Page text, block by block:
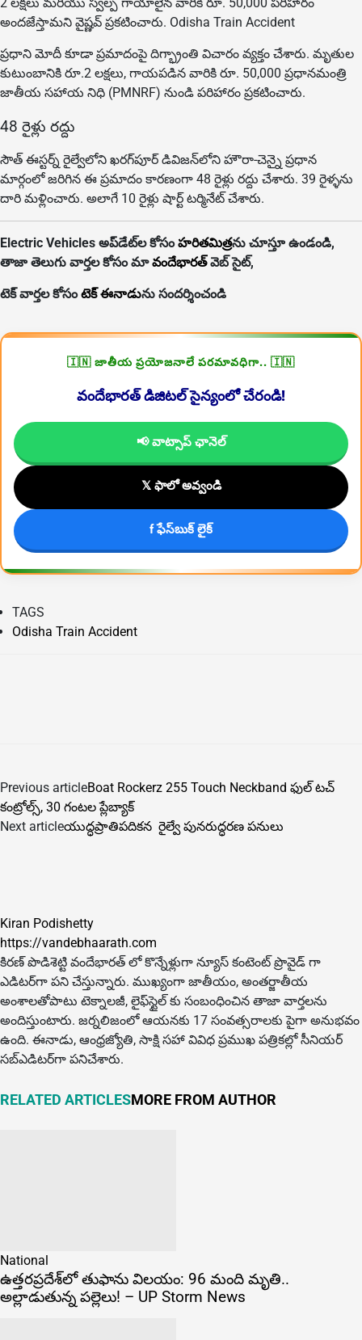
అందజేస్తామని వైష్ణవ్ ప్రకటించారు. Odisha Train Accident
ప్రధాని మోదీ కూడా ప్రమాదంపై దిగ్భ్రాంతి విచారం వ్యక్తం చేశారు. మృతుల
కుటుంబానికి రూ.2 లక్షలు, గాయపడిన వారికి రూ. 50,000 ప్రధానమంత్రి
జాతీయ సహాయ నిధి (PMNRF) నుండి పరిహారం ప్రకటించారు.
48 రైళ్లు రద్దు
సౌత్ ఈస్టర్న్ రైల్వేలోని ఖరగ్‌పూర్ డివిజన్‌లోని హౌరా-చెన్నై ప్రధాన
మార్గంలో జరిగిన ఈ ప్రమాదం కారణంగా 48 రైళ్లు రద్దు చేశారు. 39 రైళ్ళను
దారి మళ్లించారు. అలాగే 10 రైళ్లు షార్ట్ టర్మినేట్ చేశారు.
Electric Vehicles అప్‌డేట్‌ల కోసంహరితమిత్రను చూస్తూ ఉండండి,
తాజా తెలుగు వార్తల కోసం మావందేభారత్వెబ్ సైట్,
టెక్ వార్తల కోసంటెక్ ఈనాడును సందర్శించండి
🇮🇳 జాతీయ ప్రయోజనాలే పరమావధిగా.. 🇮🇳
వందేభారత్ డిజిటల్ సైన్యంలో చేరండి!
📢 వాట్సాప్ ఛానెల్
𝕏 ఫాలో అవ్వండి
f ఫేస్‌బుక్ లైక్
TAGS
Odisha Train Accident
Previous articleBoat Rockerz 255 Touch Neckband ఫుల్ టచ్
కంట్రోల్స్, 30 గంటల ప్లేబ్యాక్
Next articleయుద్ధప్రాతిపదికన రైల్వే పునరుద్ధరణ పనులు
Kiran Podishetty
https://vandebhaarath.com
కిర‌ణ్ పొడిశెట్టి వందేభారత్ లో కొన్నేళ్లుగా న్యూస్ కంటెంట్ ప్రొవైడ్ గా
ఎడిటర్‌గా పని చేస్తున్నారు. ముఖ్యంగా జాతీయం, అంత‌ర్జాతీయ
అంశాల‌తోపాటు టెక్నాల‌జీ, లైఫ్‌స్టైల్‌ కు సంబంధించిన తాజా వార్తల‌ను
అందిస్తుంటారు. జర్నలిజంలో ఆయ‌న‌కు 17 సంవత్సరాలకు పైగా అనుభవం
ఉంది. ఈనాడు, ఆంధ్ర‌జ్యోతి, సాక్షి స‌హా వివిధ ప్ర‌ముఖ‌ ప‌త్రిక‌ల్లో సీనియ‌ర్‌
స‌బ్ఎడిట‌ర్‌గా ప‌నిచేశారు.
RELATED ARTICLESMORE FROM AUTHOR
National
ఉత్తరప్రదేశ్‌లో తుఫాను విలయం: 96 మంది మృతి..
అల్లాడుతున్న పల్లెలు! – UP Storm News